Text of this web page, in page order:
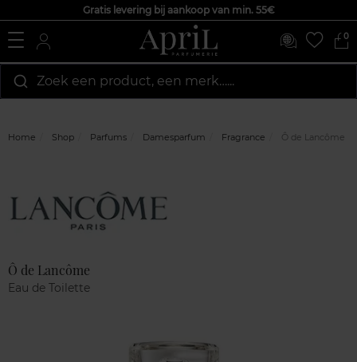
Gratis levering bij aankoop van min. 55€
0
Zoek een product, een merk…...
Home Shop Parfums Damesparfum Fragrance Ô de Lancôme
Ô de Lancôme
Eau de Toilette